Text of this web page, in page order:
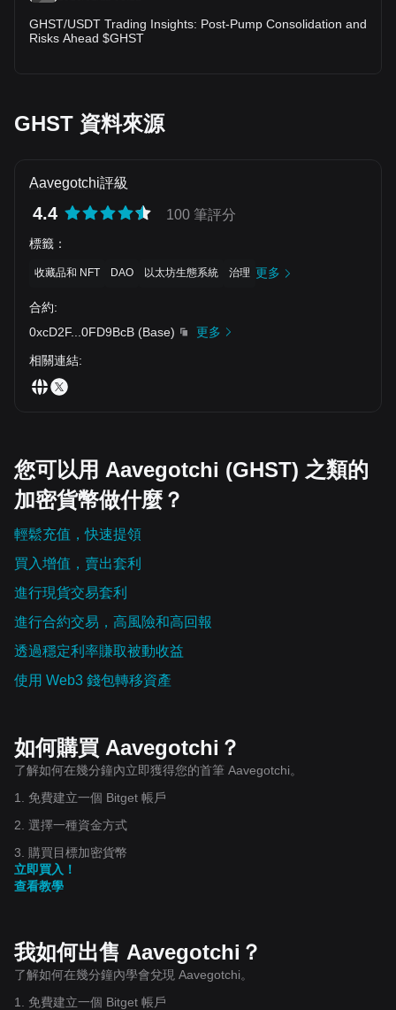
GHST/USDT Trading Insights: Post-Pump Consolidation and
Risks Ahead $GHST
GHST 資料來源
Aavegotchi評級
4.4 100 筆評分
標籤 ：
收藏品和 NFT DAO 以太坊生態系統 治理 更多
合約:
0xcD2F... 0FD9BcB (Base)
更多
相關連結:
您可以用 Aavegotchi (GHST) 之類的
加密貨幣做什麼？
輕鬆充值，快速提領
買入增值，賣出套利
進行現貨交易套利
進行合約交易，高風險和高回報
透過穩定利率賺取被動收益
使用 Web3 錢包轉移資產
如何購買 Aavegotchi？
了解如何在幾分鐘內立即獲得您的首筆 Aavegotchi。
1. 免費建立一個 Bitget 帳戶
2. 選擇一種資金方式
3. 購買目標加密貨幣
立即買入！
查看教學
我如何出售 Aavegotchi？
了解如何在幾分鐘內學會兌現 Aavegotchi。
1. 免費建立一個 Bitget 帳戶